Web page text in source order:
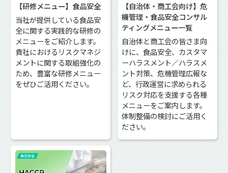
【研修メニュー】食品安全
当社が提供している食品安
全に関する実践的な研修の
メニューをご紹介します。
貴社におけるリスクマネジ
メントに関する取組強化の
ため、豊富な研修メニュー
をぜひご活用ください。
【自治体・商工会向け】危
機管理・食品安全コンサル
ティングメニュー一覧
自治体と商工会の皆さま向
けに、食品安全、カスタマ
ーハラスメント／ハラスメ
ント対策、危機管理広報な
ど、行政運営に求められる
リスク対応を支援する各種
メニューをご案内します。
体制整備の検討にご活用く
ださい。